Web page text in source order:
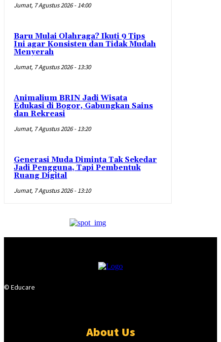
Jumat, 7 Agustus 2026 - 14:00
Baru Mulai Olahraga? Ikuti 9 Tips
Ini agar Konsisten dan Tidak Mudah
Menyerah
Jumat, 7 Agustus 2026 - 13:30
Animalium BRIN Jadi Wisata
Edukasi di Bogor, Gabungkan Sains
dan Rekreasi
Jumat, 7 Agustus 2026 - 13:20
Generasi Muda Diminta Tak Sekedar
Jadi Pengguna, Tapi Pembentuk
Ruang Digital
Jumat, 7 Agustus 2026 - 13:10
© Educare
About Us